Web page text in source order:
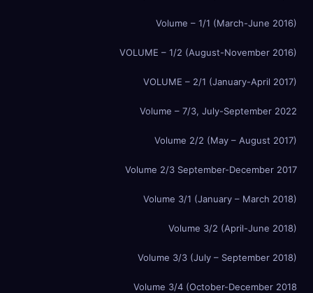
Volume – 1/1 (March-June 2016)
VOLUME – 1/2 (August-November 2016)
VOLUME – 2/1 (January-April 2017)
Volume – 7/3, July-September 2022
Volume 2/2 (May – August 2017)
Volume 2/3 September-December 2017
Volume 3/1 (January – March 2018)
Volume 3/2 (April-June 2018)
Volume 3/3 (July – September 2018)
Volume 3/4 (October-December 2018